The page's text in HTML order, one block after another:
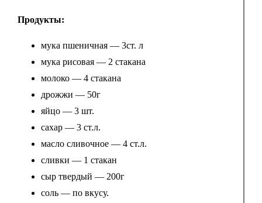
Продукты:
мука пшеничная — 3ст. л
мука рисовая — 2 стакана
молоко — 4 стакана
дрожжи — 50г
яйцо — 3 шт.
сахар — 3 ст.л.
масло сливочное — 4 ст.л.
сливки — 1 стакан
сыр твердый — 200г
соль — по вкусу.